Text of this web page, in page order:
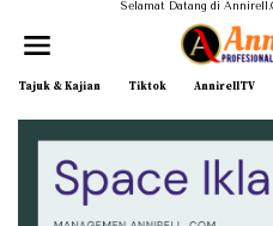
Selamat Datang di Annirell.Com -
Tajuk & Kajian Tiktok AnnirellTV